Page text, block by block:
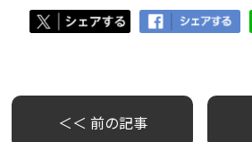
＜＜ 前の記事